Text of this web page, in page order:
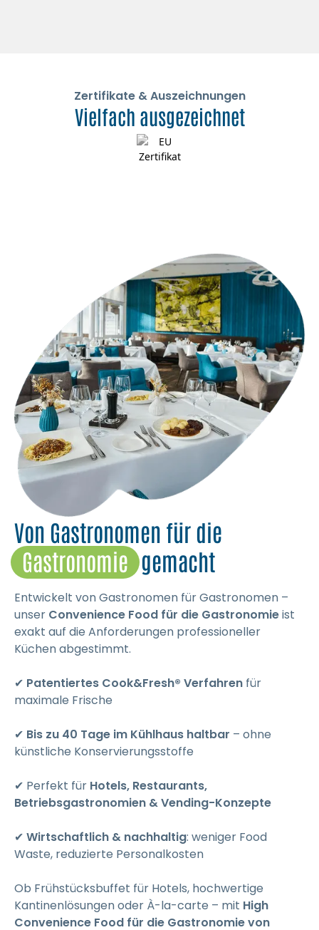
Zertifikate & Auszeichnungen
Vielfach ausgezeichnet
Von Gastronomen für die
Gastronomie gemacht
Entwickelt von Gastronomen für Gastronomen –
unser Convenience Food für die Gastronomieist
exakt auf die Anforderungen professioneller
Küchen abgestimmt.
✔ Patentiertes Cook&Fresh® Verfahren für
maximale Frische
✔ Bis zu 40 Tage im Kühlhaus haltbar – ohne
künstliche Konservierungsstoffe
✔ Perfekt für Hotels, Restaurants,
Betriebsgastronomien & Vending-Konzepte
✔ Wirtschaftlich & nachhaltig: weniger Food
Waste, reduzierte Personalkosten
Ob Frühstücksbuffet für Hotels, hochwertige
Kantinenlösungen oder À-la-carte – mit High
Convenience Food für die Gastronomie von